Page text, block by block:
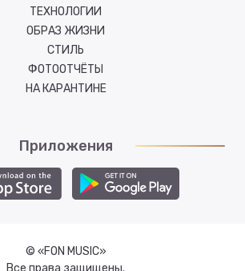
ТЕХНОЛОГИИ
ОБРАЗ ЖИЗНИ
СТИЛЬ
ФОТООТЧЁТЫ
НА КАРАНТИНЕ
Приложения
© «FON MUSIC»
Все права защищены.